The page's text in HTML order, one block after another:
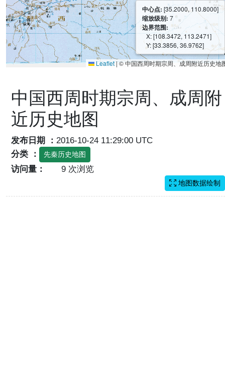
中心点:[35.2000, 110.8000]
缩放级别: 7
边界范围:
X: [108.3472, 113.2471]
Y: [33.3856, 36.9762]
Leaflet|© 中国西周时期宗周、成周附近历史地
中国西周时期宗周、成周附
近历史地图
发布日期 ： 2016-10-24 11:29:00 UTC
分类 ：
先秦历史地图
访问量： 9 次浏览
地图数据绘制